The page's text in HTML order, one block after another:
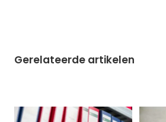
Gerelateerde artikelen